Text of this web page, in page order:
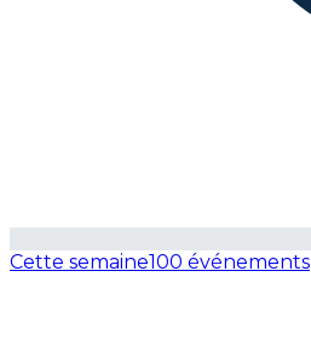
Cette semaine100 événements